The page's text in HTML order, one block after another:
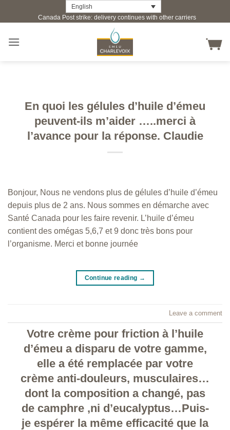
English
Canada Post strike: delivery continues with other carriers
En quoi les gélules d’huile d’émeu
peuvent-ils m’aider …..merci à
l’avance pour la réponse. Claudie
Bonjour, Nous ne vendons plus de gélules d’huile d’émeu
depuis plus de 2 ans. Nous sommes en démarche avec
Santé Canada pour les faire revenir. L’huile d’émeu
contient des omégas 5,6,7 et 9 donc très bons pour
l’organisme. Merci et bonne journée
Continue reading →
Leave a comment
Votre crème pour friction à l’huile
d’émeu a disparu de votre gamme,
elle a été remplacée par votre
crème anti-douleurs, musculaires…
dont la composition a changé, pas
de camphre ,ni d’eucalyptus…Puis-
je espérer la même efficacité que la